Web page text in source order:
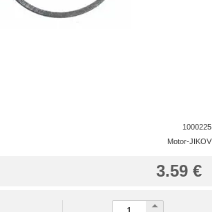
1000225
Motor-JIKOV
3.59 €